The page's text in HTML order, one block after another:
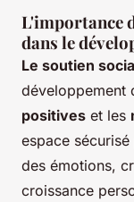
L'importance
dans le
Le soutien
développement
positives et les
espace
des émotions,
croissance